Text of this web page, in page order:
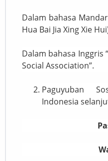
Dalam bahasa
Hua Bai Jia Xing Xie
Dalam bahasa Inggris
Social Association”.
Paguyuban
Indonesia